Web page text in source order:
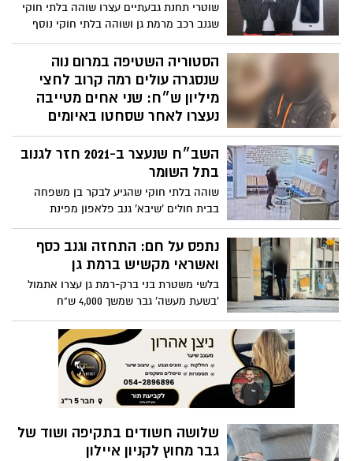
שוטרי תחנת גבעתיים עצרו שוהה בלתי חוקי
שגנב רכב מרמת גן ושוהה בלתי חוקי נוסף
שניסה להימלט. בסריקות אותר רכב עם דלת
פתוחה שעפ"י החשד ניסו לגנוב
הסטוריה השטיפה במרום נוה
שנסגרה עולים רמה קרוב לחצי
מיליון ש״ח: שני אחים מטייבה
נעצרו לאחר שסחטו באיומים
קשיש מרמת גן
משטרת בני ברק- רמת גן עצרה שני אחים,
תושבי טייבה, שעפ"י החשד סחטו באיומים כ-
480,000 ש"ח מקשיש תושב רמת גן, במשך
שמונה חודשים לאחר שרכש מהם רכב
השב״ח שנעצר ב-2021 חזר לגנוב
בתל השומר
שוהה בלתי חוקי שהגיע לבקר בן משפחה
בבית חולים 'שיבא' גנב פלאפון מפינת
ההמתנה מחוץ למחלקה והחביא אותו בתחנת
אוטובוס
נתפס על חם: התחזה וגנב כסף
ואשראי מקשיש ברמת גן
בלשי משטרת בני ברק-רמת גן עצרו אתמול
'בשעת מעשה' גבר שמשך 4,000 ש"ח
מכספומט לאחר שהתחזה לעובד חברת
חשמל בפני קשיש וגנב מביתו ברמת גן את
ארנקו עם כרטיסי אשראי ו-5,000 ש"ח במזומן
שלושה חשודים בתקיפה ושוד של
גבר מחוץ לקניון איילון